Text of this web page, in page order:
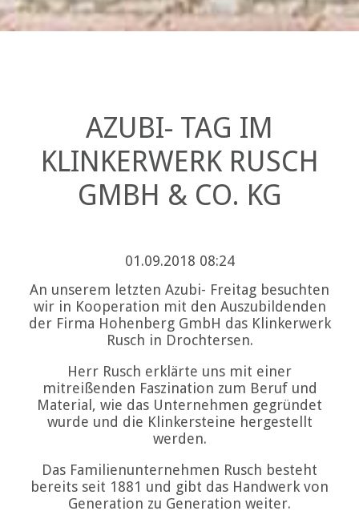
AZUBI- TAG IM
KLINKERWERK RUSCH
GMBH & CO. KG
01.09.2018 08:24
An unserem letzten Azubi- Freitag besuchten
wir in Kooperation mit den Auszubildenden
der Firma Hohenberg GmbH das Klinkerwerk
Rusch in Drochtersen.
Herr Rusch erklärte uns mit einer
mitreißenden Faszination zum Beruf und
Material, wie das Unternehmen gegründet
wurde und die Klinkersteine hergestellt
werden.
Das Familienunternehmen Rusch besteht
bereits seit 1881 und gibt das Handwerk von
Generation zu Generation weiter.